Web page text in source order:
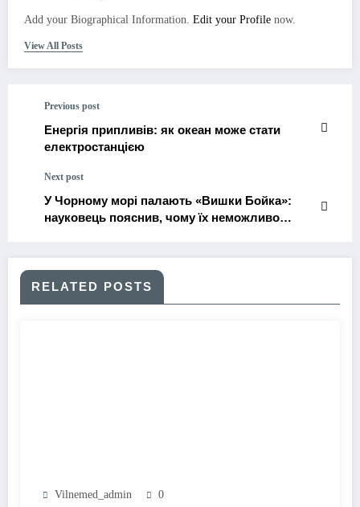
Add your Biographical Information. Edit your Profile now.
View All Posts
Previous post
Енергія припливів: як океан може стати
електростанцією
Next post
У Чорному морі палають «Вишки Бойка»:
науковець пояснив, чому їх неможливо
RELATED POSTS
Vilnemed_admin 0